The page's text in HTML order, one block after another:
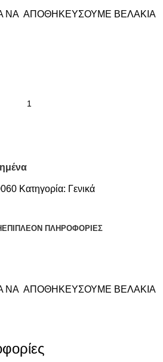
ΝΑ ΑΠΟΘΗΚΕΥΣΟΥΜΕ ΒΕΛΑΚΙΑ
Κατηγορία: Γενικά
ΕΠΙΠΛΈΟΝ ΠΛΗΡΟΦΟΡΊΕΣ
ΝΑ ΑΠΟΘΗΚΕΥΣΟΥΜΕ ΒΕΛΑΚΙΑ